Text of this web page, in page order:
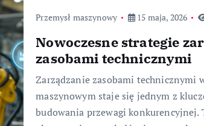
Przemysł maszynowy 15 maja, 2026
Nowoczesne strategie
zasobami technicznymi
Zarządzanie zasobami technicznymi
maszynowym staje się jednym z
budowania przewagi konkurencyjnej.